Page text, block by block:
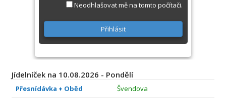
Neodhlašovat mě na tomto počítači.
Jídelníček na 10.08.2026 - Pondělí
Přesnídávka + Oběd Švendova